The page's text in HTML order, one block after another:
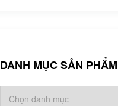
DANH MỤC SẢN PHẨM